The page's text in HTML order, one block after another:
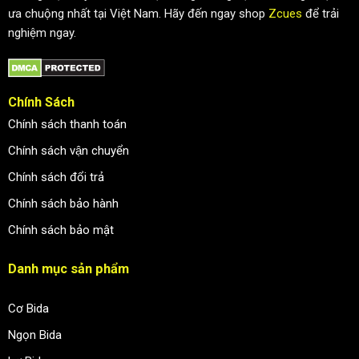
ưa chuộng nhất tại Việt Nam. Hãy đến ngay shop Zcues để trải
nghiệm ngay.
Chính Sách
Chính sách thanh toán
Chính sách vận chuyển
Chính sách đổi trả
Chính sách bảo hành
Chính sách bảo mật
Danh mục sản phẩm
Cơ Bida
Ngọn Bida